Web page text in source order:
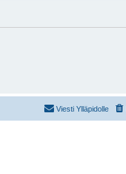
Viesti Ylläpidolle